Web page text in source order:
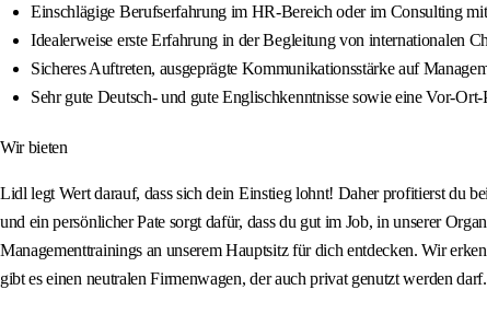
Einschlägige Berufserfahrung im HR-Bereich oder im Consulting
Idealerweise erste Erfahrung in der Begleitung von internationalen
Sicheres Auftreten, ausgeprägte Kommunikationsstärke auf
Sehr gute Deutsch- und gute Englischkenntnisse sowie eine Vor-
Wir bieten
Lidl legt Wert darauf, dass sich dein Einstieg lohnt! Daher profitierst du
und ein persönlicher Pate sorgt dafür, dass du gut im Job, in unserer
Managementtrainings an unserem Hauptsitz für dich entdecken. Wir
gibt es einen neutralen Firmenwagen, der auch privat genutzt werden darf.